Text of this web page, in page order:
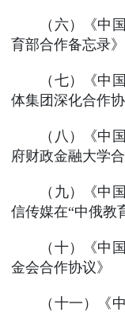
（六）《中
育部合作备忘录》
（七）《中
体集团深化合作协
（八）《中
府财政金融大学
（九）《中
信传媒在“中俄教
（十）《中
金会合作协议》
（十一）《